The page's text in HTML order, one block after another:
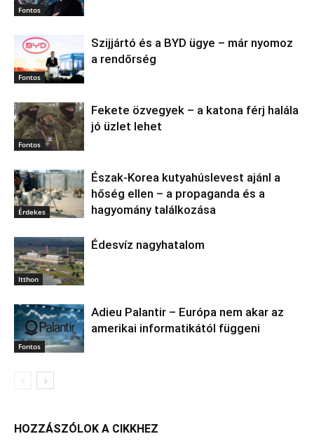
Fontos
Fontos
Szijjártó és a BYD ügye – már nyomoz
a rendőrség
Fontos
Fekete özvegyek – a katona férj halála
jó üzlet lehet
Érdekes
Észak‑Korea kutyahúslevest ajánl a
hőség ellen – a propaganda és a
hagyomány találkozása
Itthon
Édesvíz nagyhatalom
Fontos
Adieu Palantir – Európa nem akar az
amerikai informatikától függeni
HOZZÁSZÓLOK A CIKKHEZ